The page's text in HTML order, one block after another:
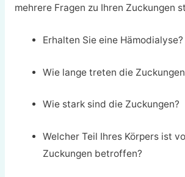
mehrere Fragen zu Ihren Zuckungen
Erhalten Sie eine Hämodialyse?
Wie lange treten die
Wie stark sind die Zuckungen?
Welcher Teil Ihres Körpers ist
Zuckungen betroffen?